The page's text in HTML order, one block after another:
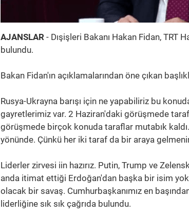
AJANSLAR - Dışişleri Bakanı Hakan Fidan, TRT
bulundu.
Bakan Fidan'ın açıklamalarından öne çıkan
Rusya-Ukrayna barışı için ne yapabiliriz bu
gayretlerimiz var. 2 Haziran'daki görüşmede
görüşmede birçok konuda taraflar mutabık
yönünde. Çünkü her iki taraf da bir araya
Liderler zirvesi iin hazırız. Putin, Trump ve
anda itimat ettiği Erdoğan'dan başka bir isim
olacak bir savaş. Cumhurbaşkanımız en
liderliğine sık sık çağrıda bulundu.